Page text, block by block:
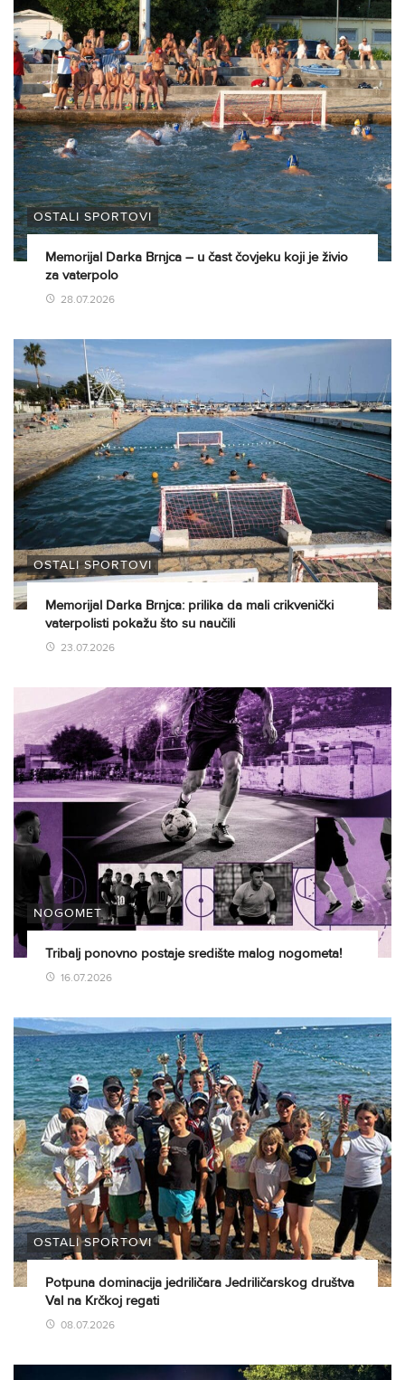
OSTALI SPORTOVI
Memorijal Darka Brnjca – u čast čovjeku koji je živio
za vaterpolo
28.07.2026
OSTALI SPORTOVI
Memorijal Darka Brnjca: prilika da mali crikvenički
vaterpolisti pokažu što su naučili
23.07.2026
NOGOMET
Tribalj ponovno postaje središte malog nogometa!
16.07.2026
OSTALI SPORTOVI
Potpuna dominacija jedriličara Jedriličarskog društva
Val na Krčkoj regati
08.07.2026